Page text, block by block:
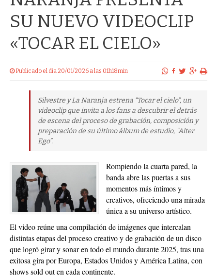
SU NUEVO VIDEOCLIP
«TOCAR EL CIELO»
Publicado el dia 20/01/2026 a las 01h18min
Silvestre y La Naranja estrena “Tocar el cielo”, un
videoclip que invita a los fans a descubrir el detrás
de escena del proceso de grabación, composición y
preparación de su último álbum de estudio, “Alter
Ego”.
Rompiendo la cuarta pared, la
banda abre las puertas a sus
momentos más íntimos y
creativos, ofreciendo una mirada
única a su universo artístico.
El video reúne una compilación de imágenes que intercalan
distintas etapas del proceso creativo y de grabación de un disco
que logró girar y sonar en todo el mundo durante 2025, tras una
exitosa gira por Europa, Estados Unidos y América Latina, con
shows sold out en cada continente.